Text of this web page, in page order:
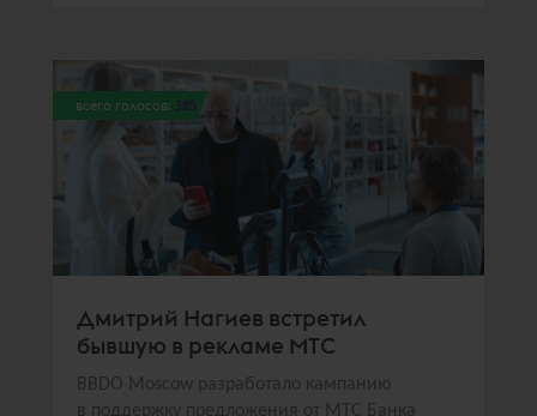
всего голосов: 325
Дмитрий Нагиев встретил
бывшую в рекламе МТС
BBDO Moscow разработало кампанию
в поддержку предложения от МТС Банка